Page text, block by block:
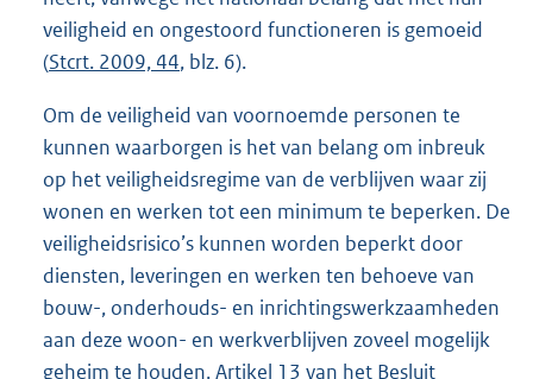
veiligheid en ongestoord functioneren is gemoeid
(Stcrt. 2009, 44, blz. 6).
Om de veiligheid van voornoemde personen te
kunnen waarborgen is het van belang om inbreuk
op het veiligheidsregime van de verblijven waar zij
wonen en werken tot een minimum te beperken. De
veiligheidsrisico’s kunnen worden beperkt door
diensten, leveringen en werken ten behoeve van
bouw-, onderhouds- en inrichtingswerkzaamheden
aan deze woon- en werkverblijven zoveel mogelijk
geheim te houden. Artikel 13 van het Besluit